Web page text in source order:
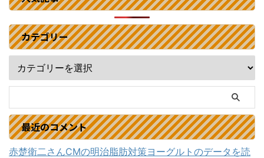
カテゴリー
最近のコメント
赤楚衛二さんCMの明治脂肪対策ヨーグルトのデータを読